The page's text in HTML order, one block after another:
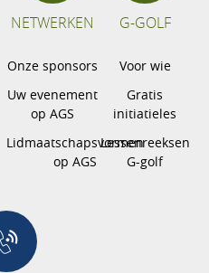
NETWERKEN
Onze sponsors
Uw evenement
op AGS
Lidmaatschapsvormen
op AGS
G-GOLF
Voor wie
Gratis
initiatieles
Lessenreeksen
G-golf